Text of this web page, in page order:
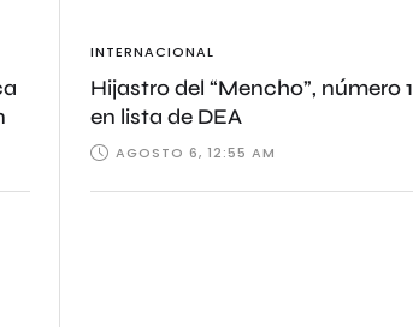
INTERNACIONAL
Hijastro del “Mencho”, número 1
en lista de DEA
AGOSTO 6, 12:55 AM